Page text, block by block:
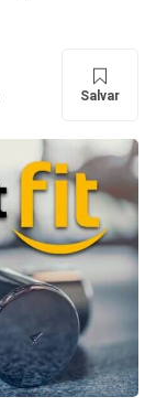
Salvar